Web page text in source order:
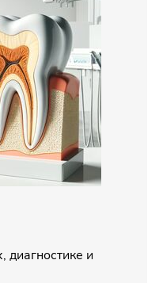
диагностике и